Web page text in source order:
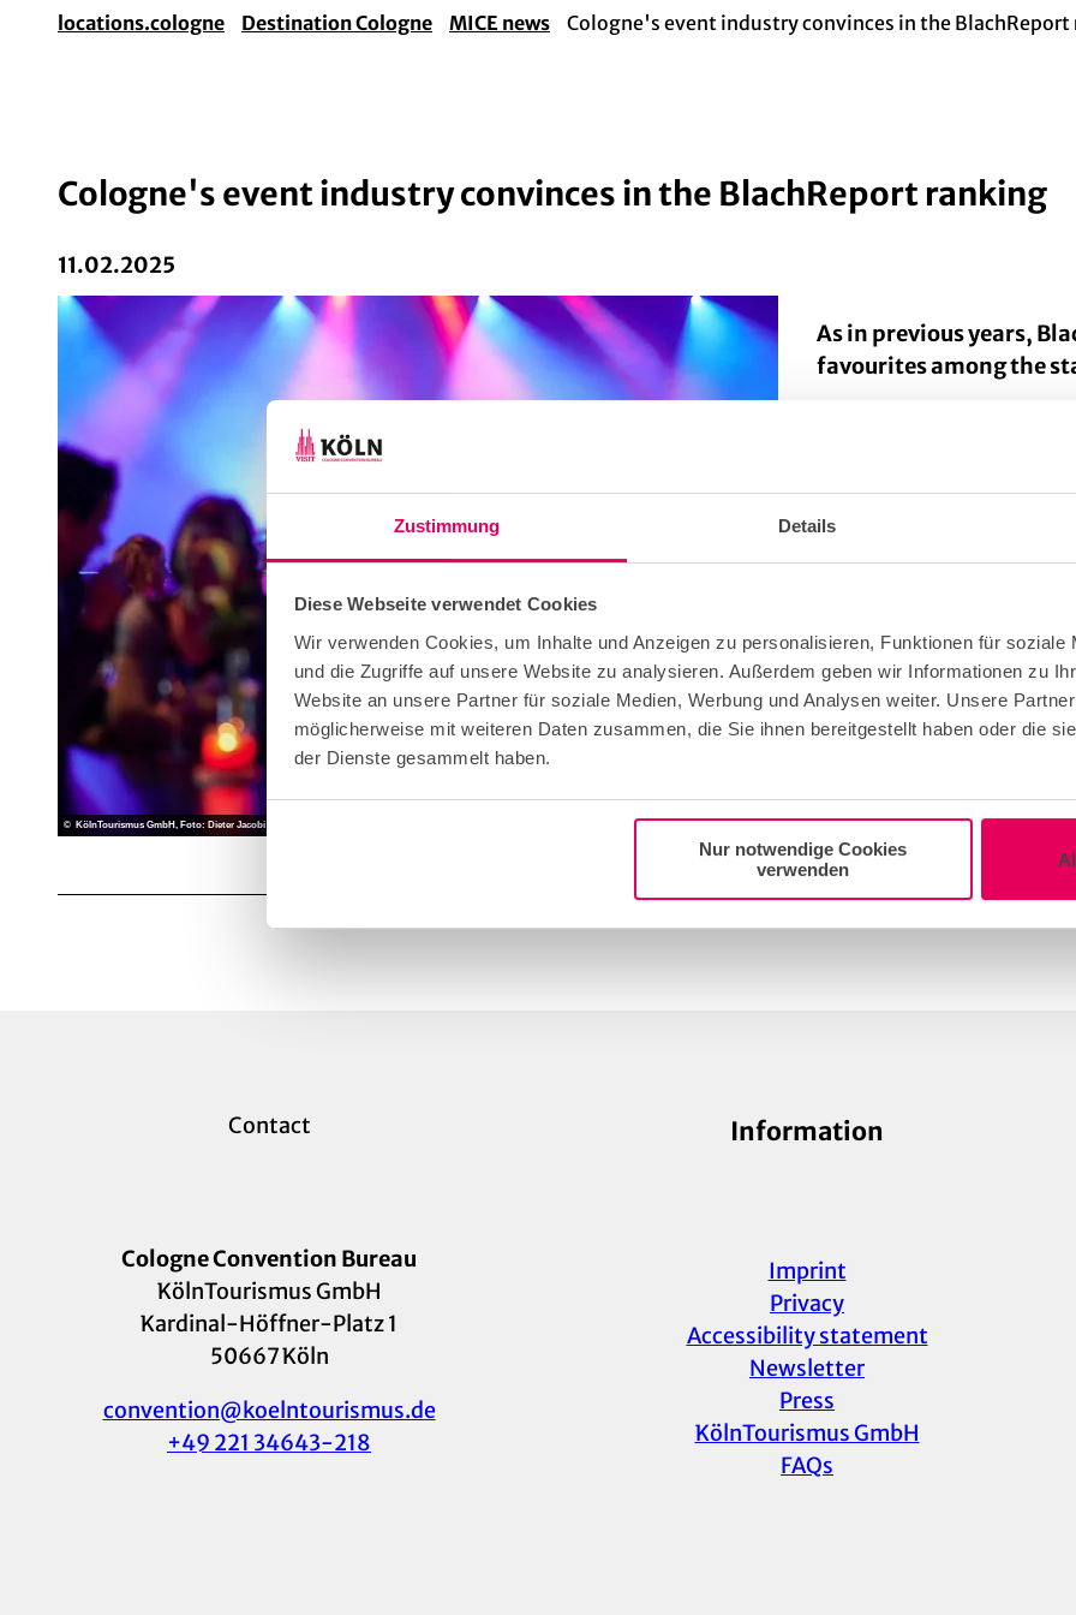
Zustimmung Details
Diese Webseite verwendet Cookies
Wir verwenden Cookies, um Inhalte und Anzeigen zu personalisieren, Funktionen für soziale
und die Zugriffe auf unsere Website zu analysieren. Außerdem geben wir Informationen zu
Website an unsere Partner für soziale Medien, Werbung und Analysen weiter. Unsere
möglicherweise mit weiteren Daten zusammen, die Sie ihnen bereitgestellt haben oder die
der Dienste gesammelt haben.
Nur notwendige Cookies
verwenden
locations.cologne Destination Cologne MICE news Cologne's event industry convinces in the BlachReport
Cologne's event industry convinces in the BlachReport ranking
11.02.2025
© KölnTourismus GmbH, Foto: Dieter Jacobi
As in previous years,
favourites among the
Cologne was voted the
participants of the
impressed its
The
Deutsches Sport &
location to coincide with
scored well in the
The most popular
KaiserschoteandKirberg
furniture and
Contact
Cologne Convention Bureau
KölnTourismus GmbH
Kardinal-Höffner-Platz 1
50667 Köln
convention@koelntourismus.de
+49 221 34643-218
Information
Imprint
Privacy
Accessibility statement
Newsletter
Press
KölnTourismus GmbH
FAQs